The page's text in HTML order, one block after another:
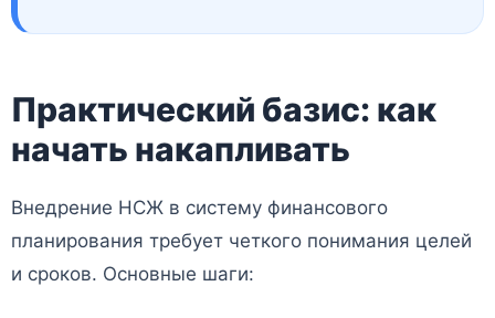
Практический базис: как
начать накапливать
Внедрение НСЖ в систему финансового
планирования требует четкого понимания целей
и сроков. Основные шаги: